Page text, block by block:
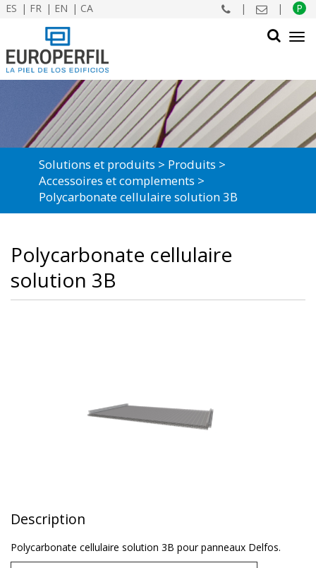
ES FR EN CA | | P
CHERCHER
Solutions et produits
Produits
Accessoires et complements
Polycarbonate cellulaire solution 3B
Polycarbonate cellulaire
solution 3B
Description
Polycarbonate cellulaire solution 3B pour panneaux Delfos.